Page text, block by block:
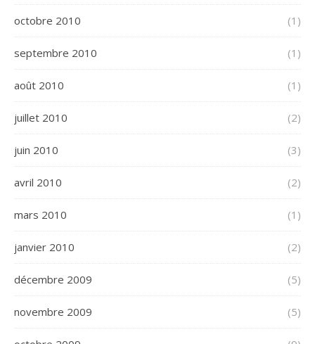
octobre 2010 (1)
septembre 2010 (1)
août 2010 (1)
juillet 2010 (2)
juin 2010 (3)
avril 2010 (2)
mars 2010 (1)
janvier 2010 (2)
décembre 2009 (5)
novembre 2009 (5)